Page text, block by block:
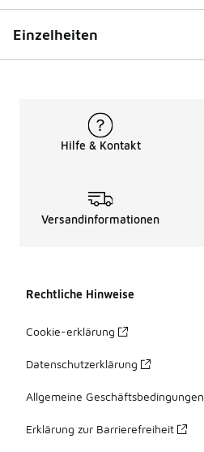
Einzelheiten
Hilfe & Kontakt
Versandinformationen
Rechtliche Hinweise
Cookie-erklärung
Datenschutzerklärung
Allgemeine Geschäftsbedingungen
Erklärung zur Barrierefreiheit